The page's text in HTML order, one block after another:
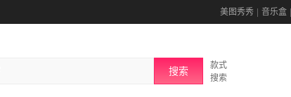
美图秀秀 音乐盒
搜索
款式
搜索